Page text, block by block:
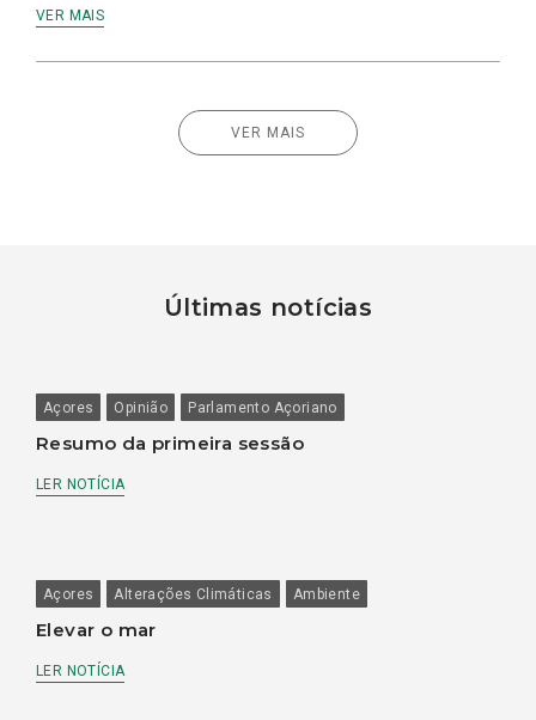
VER MAIS
VER MAIS
Últimas notícias
Açores Opinião Parlamento Açoriano
Resumo da primeira sessão
LER NOTÍCIA
Açores Alterações Climáticas Ambiente
Elevar o mar
LER NOTÍCIA